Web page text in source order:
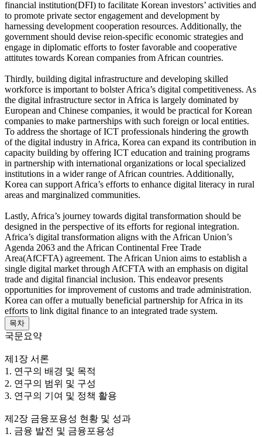
financial institution(DFI) to facilitate Korean investors’ activities and
to promote private sector engagement and development by
harnessing development cooperation resources. Additionally, the
government should devise reion-specific economic strategies and
engage in diplomatic efforts to foster favorable and cooperative
attitutes towards Korean companies from African countries.
Thirdly, building digital infrastructure and developing skilled
workforce is important to bolster Africa’s digital competitiveness. As
the digital infrastructure sector in Africa is largely dominated by
European and Chinese companies, it would be practical for Korean
companies to make partnerships with such foreign or local entities.
To address the shortage of ICT professionals hindering the growth
of the digital industry in Africa, Korea can expand its contribution in
capacity building by offering ICT education and training programs
in partnership with international organizations or local specialized
institutions in a wider range of African countries. Additionally,
Korea can support Africa’s efforts to enhance digital literacy in rural
areas and marginalized communities.
Lastly, Africa’s journey towards digital transformation should be
designed in the perspective of its efforts for regional integration.
Africa’s digital transformation aligns with the African Union’s
Agenda 2063 and the African Continental Free Trade
Area(AfCFTA) agreement. The African Union aims to establish a
single digital market through AfCFTA with an emphasis on digital
trade and digital financial inclusion. This endeavor presents
opportunities for improvement of customs and trade administration.
Korea can offer a mutually beneficial partnership for Africa in its
efforts to link digital finance to an integrated trade system.
목차
국문요약
제1장 서론
1. 연구의 배경 및 목적
2. 연구의 범위 및 구성
3. 연구의 기여 및 정책 활용
제2장 금융포용성 현황 및 성과
1. 금융 발전 및 금융포용성